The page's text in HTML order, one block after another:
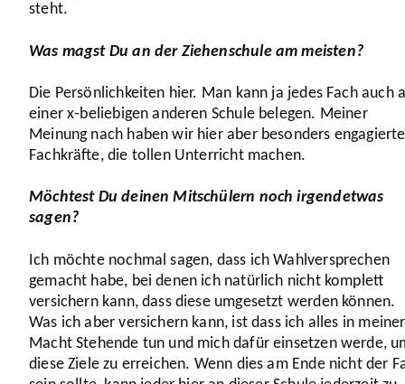
steht.
Was magst Du an der Ziehen­schule am meisten?
Die Persön­lich­keiten hier. Man kann ja jedes Fach auch
einer x‑beliebigen anderen Schule belegen. Meiner
Meinung nach haben wir hier aber besonders enga­gierte
Fach­kräfte, die tollen Unter­richt machen.
Möchtest Du deinen Mitschü­lern noch irgend­etwas
sagen?
Ich möchte nochmal sagen, dass ich Wahl­ver­spre­chen
gemacht habe, bei denen ich natürlich nicht komplett
versi­chern kann, dass diese umgesetzt werden können.
Was ich aber versi­chern kann, ist dass ich alles in meiner
Macht Stehende tun und mich dafür einsetzen werde,
diese Ziele zu erreichen. Wenn dies am Ende nicht der